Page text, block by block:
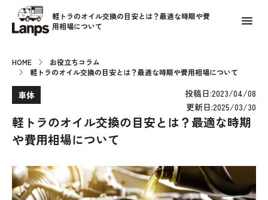
軽トラのオイル交換の目安とは？最適な時期や費
用相場について
HOME
お役立ちコラム
軽トラのオイル交換の目安とは？最適な時期や費用相場について
車体
投稿日:2023/04/08
更新日:2025/03/30
軽トラのオイル交換の目安とは？最適な時期
や費用相場について